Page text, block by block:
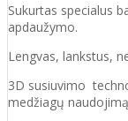
Sukurtas specialus
apdaužymo.
Lengvas, lankstus,
3D susiuvimo
medžiagų